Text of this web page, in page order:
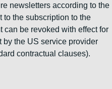
newsletters according to the
to the subscription to the
can be revoked with effect for
by the US service provider
contractual clauses).